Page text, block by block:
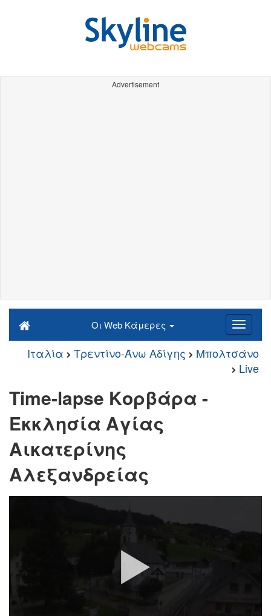
Advertisement
Οι Web Κάμερες
Ιταλία Τρεντίνο-Άνω Αδίγης
Μπολτσάνο
Live
Time-lapse Κορβάρα -
Εκκλησία Αγίας
Αικατερίνης
Αλεξανδρείας